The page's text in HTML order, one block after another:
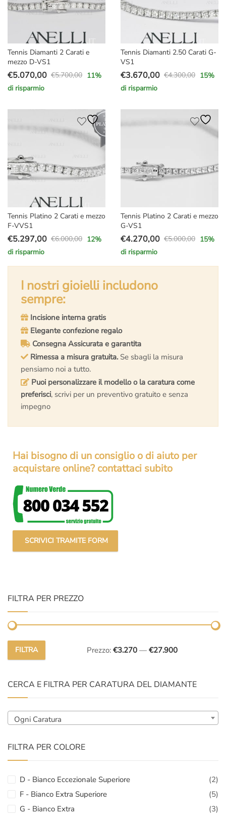
Tennis Diamanti 2 Carati e
mezzo D-VS1
€5.700,00
Il
prezzo
€5.700,00.
€5.070,00
Il
prezzo
€5.070,00.
11%
di risparmio
Tennis Diamanti 2.50 Carati G-
VS1
€4.300,00
Il
prezzo
€3.670,00
Il
prezzo
15%
di risparmio
Tennis Platino 2 Carati e mezzo
F-VVS1
€6.000,00
Il
prezzo
originale
€6.000,00.
€5.297,00
Il
prezzo
attuale
€5.297,00.
12%
di risparmio
Tennis Platino 2 Carati e mezzo
G-VS1
€5.000,00
Il
prezzo
originale
era:
€4.270,00
Il
prezzo
attuale
è:
15%
di risparmio
I nostri gioielli includono
sempre:
Incisione interna gratis
Elegante confezione regalo
Consegna Assicurata e garantita
Rimessa a misura gratuita. Se sbagli la misura
pensiamo noi a tutto.
Puoi personalizzare il modello o la caratura come
preferisci, scrivi per un preventivo gratuito e senza
impegno
Hai bisogno di un consiglio o di aiuto per
acquistare online? contattaci subito
SCRIVICI TRAMITE FORM
FILTRA PER PREZZO
Prezzo
Prezzo
FILTRA Prezzo: €3.270— €27.900
CERCA E FILTRA PER CARATURA DEL DIAMANTE
Ogni Caratura
FILTRA PER COLORE
D - Bianco Eccezionale Superiore
(2)
F - Bianco Extra Superiore
(5)
G - Bianco Extra
(3)